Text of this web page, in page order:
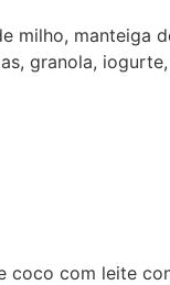
milho, manteiga
granola,
coco com leite